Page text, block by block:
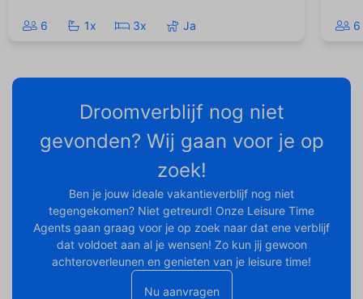
6 1x 3x Ja 6
Droomverblijf nog niet
gevonden? Wij gaan voor je op
zoek!
Ben je jouw ideale vakantieverblijf nog niet
tegengekomen? Niet getreurd! Onze Leisure Time
Agents gaan graag voor je op zoek naar dat ene verblijf
dat voldoet aan al je wensen! Zo kun jij gewoon
achteroverleunen en genieten van je leisure time!
Nu aanvragen